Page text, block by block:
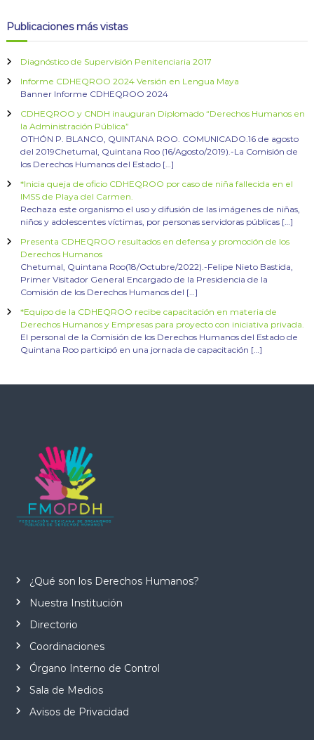
Publicaciones más vistas
Diagnóstico de Supervisión Penitenciaria 2017
Informe CDHEQROO 2024 Versión en Lengua Maya
Banner Informe CDHEQROO 2024
CDHEQROO y CNDH inauguran Diplomado “Derechos Humanos en
la Administración Pública”
OTHÓN P. BLANCO, QUINTANA ROO. COMUNICADO.16 de agosto
del 2019Chetumal, Quintana Roo (16/Agosto/2019).-La Comisión de
los Derechos Humanos del Estado […]
*Inicia queja de oficio CDHEQROO por caso de niña fallecida en el
IMSS de Playa del Carmen.
Rechaza este organismo el uso y difusión de las imágenes de niñas,
niños y adolescentes víctimas, por personas servidoras públicas […]
Presenta CDHEQROO resultados en defensa y promoción de los
Derechos Humanos
Chetumal, Quintana Roo(18/Octubre/2022).-Felipe Nieto Bastida,
Primer Visitador General Encargado de la Presidencia de la
Comisión de los Derechos Humanos del […]
*Equipo de la CDHEQROO recibe capacitación en materia de
Derechos Humanos y Empresas para proyecto con iniciativa privada.
El personal de la Comisión de los Derechos Humanos del Estado de
Quintana Roo participó en una jornada de capacitación […]
¿Qué son los Derechos Humanos?
Nuestra Institución
Directorio
Coordinaciones
Órgano Interno de Control
Sala de Medios
Avisos de Privacidad